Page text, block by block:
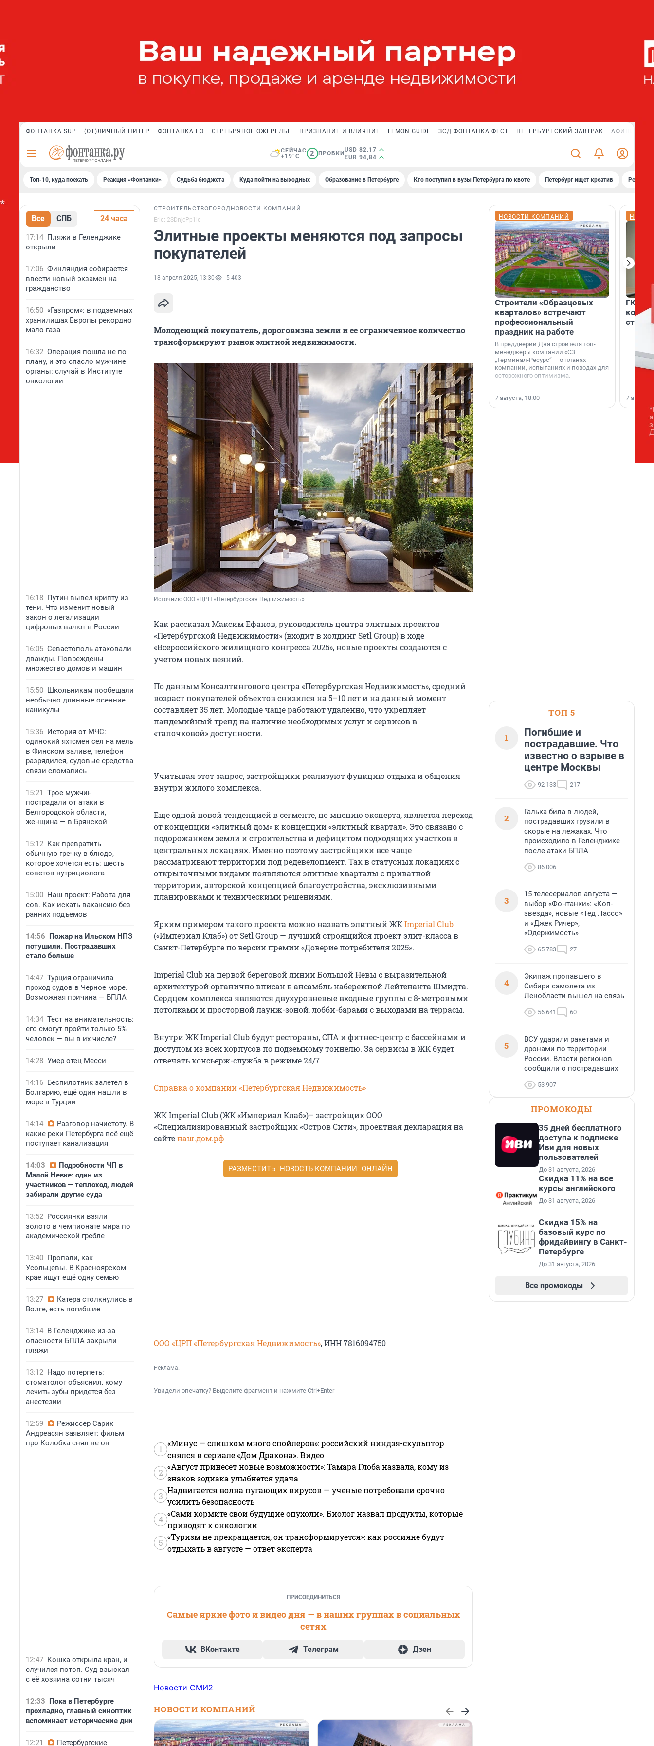
ФОНТАНКА SUP (ОТ)ЛИЧНЫЙ ПИТЕР ФОНТАНКА ГО СЕРЕБРЯНОЕ ОЖЕРЕЛЬЕ ПРИЗНАНИЕ И ВЛИЯНИЕ LEMON GUIDE ЗСД ФОНТАНКА ФЕСТ ПЕТЕРБУРГСКИЙ ЗАВТРАК АФИША PLUS
СЕЙЧАС
+19°C
2 ПРОБКИ
USD 82,17
EUR 94,84
Топ-10, куда поехать Реакция «Фонтанки» Судьба бюджета Куда пойти на выходных Образование в Петербурге Кто поступил в вузы Петербурга по квоте Петербург ищет креатив
Все СПБ 24 часа
17:14 Пляжи в Геленджике
открыли
17:06 Финляндия собирается
ввести новый экзамен на
гражданство
16:50 «Газпром»: в подземных
хранилищах Европы рекордно
мало газа
16:32 Операция пошла не по
плану, и это спасло мужчине
органы: случай в Институте
онкологии
16:18 Путин вывел крипту из
тени. Что изменит новый
закон о легализации
цифровых валют в России
16:05 Севастополь атаковали
дважды. Повреждены
множество домов и машин
15:50 Школьникам пообещали
необычно длинные осенние
каникулы
15:36 История от МЧС:
одинокий яхтсмен сел на мель
в Финском заливе, телефон
разрядился, судовые средства
связи сломались
15:21 Трое мужчин
пострадали от атаки в
Белгородской области,
женщина — в Брянской
15:12 Как превратить
обычную гречку в блюдо,
которое хочется есть: шесть
советов нутрициолога
15:00 Наш проект: Работа для
сов. Как искать вакансию без
ранних подъемов
14:56 Пожар на Ильском НПЗ
потушили. Пострадавших
стало больше
14:47 Турция ограничила
проход судов в Черное море.
Возможная причина — БПЛА
14:34 Тест на внимательность:
его смогут пройти только 5%
человек — вы в их числе?
14:28 Умер отец Месси
14:16 Беспилотник залетел в
Болгарию, ещё один нашли в
море в Турции
14:14
Разговор начистоту. В
какие реки Петербурга всё ещё
поступает канализация
14:03
Подробности ЧП в
Малой Невке: один из
участников — теплоход, людей
забирали другие суда
13:52 Россиянки взяли
золото в чемпионате мира по
академической гребле
13:40 Пропали, как
Усольцевы. В Красноярском
крае ищут ещё одну семью
13:27
Катера столкнулись в
Волге, есть погибшие
13:14 В Геленджике из-за
опасности БПЛА закрыли
пляжи
13:12 Надо потерпеть:
стоматолог объяснил, кому
лечить зубы придется без
анестезии
12:59
Режиссер Сарик
Андреасян заявляет: фильм
про Колобка снял не он
12:47 Кошка открыла кран, и
случился потоп. Суд взыскал
с её хозяина сотни тысяч
12:33 Пока в Петербурге
прохладно, главный синоптик
вспоминает исторические дни
12:21 Петербургские
СТРОИТЕЛЬСТВО ГОРОД НОВОСТИ КОМПАНИЙ
Erid: 2SDnjcPp1id
Элитные проекты меняются под запросы
покупателей
18 апреля 2025, 13:30 5 403
Молодеющий покупатель, дороговизна земли и ее ограниченное количество
трансформируют рынок элитной недвижимости.
Источник: ООО «ЦРП «Петербургская Недвижимость»
Как рассказал Максим Ефанов, руководитель центра элитных проектов
«Петербургской Недвижимости» (входит в холдинг Setl Group) в ходе
«Всероссийского жилищного конгресса 2025», новые проекты создаются с
учетом новых веяний.
По данным Консалтингового центра «Петербургская Недвижимость», средний
возраст покупателей объектов снизился на 5–10 лет и на данный момент
составляет 35 лет. Молодые чаще работают удаленно, что укрепляет
пандемийный тренд на наличие необходимых услуг и сервисов в
«тапочковой» доступности.
Учитывая этот запрос, застройщики реализуют функцию отдыха и общения
внутри жилого комплекса.
Еще одной новой тенденцией в сегменте, по мнению эксперта, является переход
от концепции «элитный дом» к концепции «элитный квартал». Это связано с
подорожанием земли и строительства и дефицитом подходящих участков в
центральных локациях. Именно поэтому застройщики все чаще
рассматривают территории под редевелопмент. Так в статусных локациях с
открыточными видами появляются элитные кварталы с приватной
территории, авторской концепцией благоустройства, эксклюзивными
планировками и техническими решениями.
Ярким примером такого проекта можно назвать элитный ЖКImperial Club
(«Империал Клаб») от Setl Group — лучший строящийся проект элит-класса в
Санкт-Петербурге по версии премии «Доверие потребителя 2025».
Imperial Club на первой береговой линии Большой Невы с выразительной
архитектурой органично вписан в ансамбль набережной Лейтенанта Шмидта.
Сердцем комплекса являются двухуровневые входные группы с 8-метровыми
потолками и просторной лаунж-зоной, лобби-барами с выходами на террасы.
Внутри ЖК Imperial Club будут рестораны, СПА и фитнес-центр с бассейнами и
доступом из всех корпусов по подземному тоннелю. За сервисы в ЖК будет
отвечать консьерж-служба в режиме 24/7.
Справка о компании «Петербургская Недвижимость»
ЖК Imperial Club (ЖК «Империал Клаб»)– застройщик ООО
«Специализированный застройщик «Остров Сити», проектная декларация на
сайтенаш.дом.рф
РАЗМЕСТИТЬ "НОВОСТЬ КОМПАНИИ" ОНЛАЙН
ООО «ЦРП «Петербургская Недвижимость», ИНН 7816094750
Реклама.
Увидели опечатку? Выделите фрагмент и нажмите Ctrl+Enter
1
«Минус — слишком много спойлеров»: российский ниндзя-скульптор
снялся в сериале «Дом Дракона». Видео
2
«Август принесет новые возможности»: Тамара Глоба назвала, кому из
знаков зодиака улыбнется удача
3
Надвигается волна пугающих вирусов — ученые потребовали срочно
усилить безопасность
4
«Сами кормите свои будущие опухоли». Биолог назвал продукты, которые
приводят к онкологии
5
«Туризм не прекращается, он трансформируется»: как россияне будут
отдыхать в августе — ответ эксперта
ПРИСОЕДИНИТЬСЯ
Самые яркие фото и видео дня — в наших группах в социальных
сетях
ВКонтакте Телеграм Дзен
Новости СМИ2
НОВОСТИ КОМПАНИЙ
НОВОСТИ КОМПАНИЙ
Строители «Образцовых
кварталов» встречают
профессиональный
праздник на работе
В преддверии Дня строителя топ-
менеджеры компании «СЗ
„Терминал-Ресурс“ — о планах
компании, испытаниях и поводах для
осторожного оптимизма.
7 августа, 18:00
ГК
7
ТОП 5
1
Погибшие и
пострадавшие. Что
известно о взрыве в
центре Москвы
92 133 217
2
Галька била в людей,
пострадавших грузили в
скорые на лежаках. Что
происходило в Геленджике
после атаки БПЛА
86 006
3
15 телесериалов августа —
выбор «Фонтанки»: «Коп-
звезда», новые «Тед Лассо»
и «Джек Ричер»,
«Одержимость»
65 783 27
4
Экипаж пропавшего в
Сибири самолета из
Ленобласти вышел на связь
56 641 60
5
ВСУ ударили ракетами и
дронами по территории
России. Власти регионов
сообщили о пострадавших
53 907
ПРОМОКОДЫ
35 дней бесплатного
доступа к подписке
Иви для новых
пользователей
До 31 августа, 2026
Скидка 11% на все
курсы английского
До 31 августа, 2026
Скидка 15% на
базовый курс по
фридайвингу в Санкт-
Петербурге
До 31 августа, 2026
Все промокоды